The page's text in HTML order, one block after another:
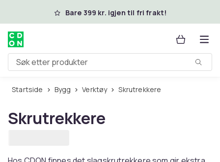
Hopp til hovedinnholdBare 399 kr. igjen til fri frakt!
Søk etter produkter
Startside Bygg Verktøy Skrutrekkere
Skrutrekkere